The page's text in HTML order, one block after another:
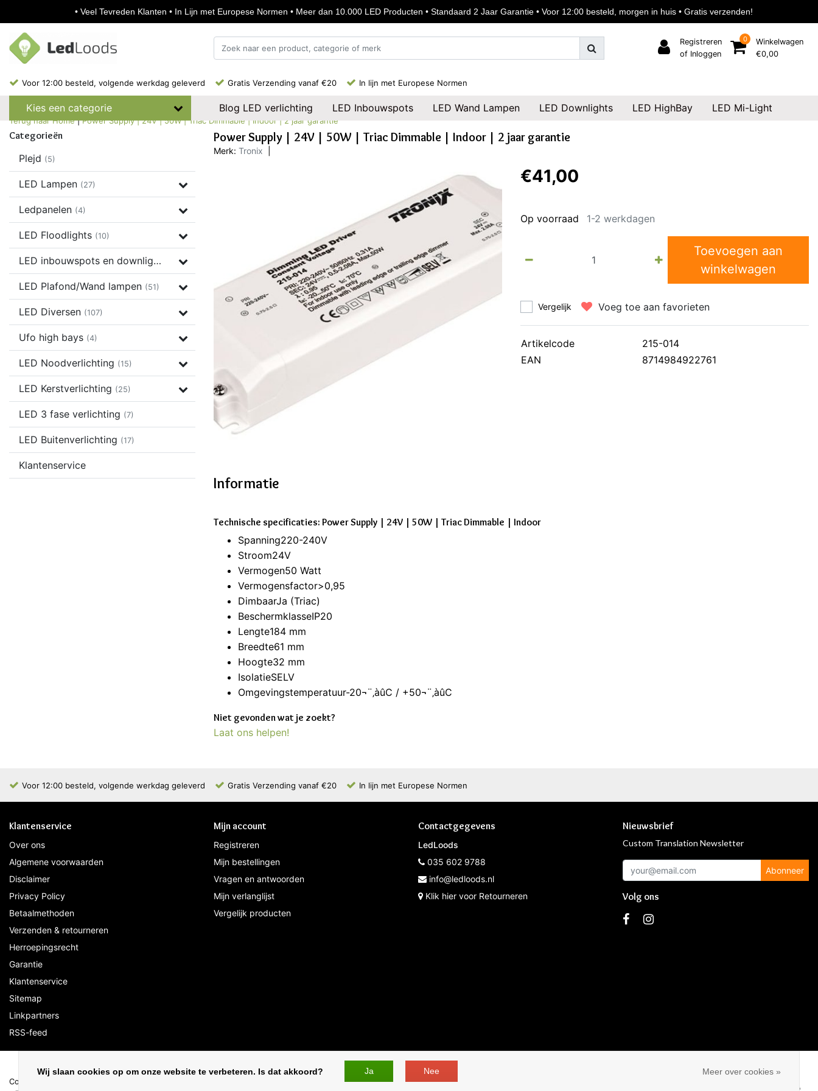
Registreren
of Inloggen
0
Winkelwagen
€0,00
Voor 12:00 besteld, volgende werkdag geleverd Gratis Verzending vanaf €20 In lijn met Europese Normen
Kies een categorie Blog LED verlichting LED Inbouwspots LED Wand Lampen LED Downlights LED HighBay LED Mi-Light
Terug naar Home|Power Supply | 24V | 50W | Triac Dimmable | Indoor | 2 jaar garantie
Categorieën
Plejd (5)
LED Lampen (27)
Ledpanelen (4)
LED Floodlights (10)
LED inbouwspots en downlights (37)
LED Plafond/Wand lampen (51)
LED Diversen (107)
Ufo high bays (4)
LED Noodverlichting (15)
LED Kerstverlichting (25)
LED 3 fase verlichting (7)
LED Buitenverlichting (17)
Klantenservice
Power Supply | 24V | 50W | Triac Dimmable | Indoor | 2 jaar garantie
Merk: Tronix
€41,00
Op voorraad 1-2 werkdagen
Toevoegen aan
winkelwagen
Vergelijk Voeg toe aan favorieten
Artikelcode
215-014
EAN
8714984922761
Informatie
Technische specificaties: Power Supply | 24V | 50W | Triac Dimmable | Indoor
Spanning220-240V
Stroom24V
Vermogen50 Watt
Vermogensfactor>0,95
DimbaarJa (Triac)
BeschermklasseIP20
Lengte184 mm
Breedte61 mm
Hoogte32 mm
IsolatieSELV
Omgevingstemperatuur-20¬¨‚àûC / +50¬¨‚àûC
Niet gevonden wat je zoekt?
Laat ons helpen!
Voor 12:00 besteld, volgende werkdag geleverd Gratis Verzending vanaf €20 In lijn met Europese Normen
Klantenservice
Over ons
Algemene voorwaarden
Disclaimer
Privacy Policy
Betaalmethoden
Verzenden & retourneren
Herroepingsrecht
Garantie
Klantenservice
Sitemap
Linkpartners
RSS-feed
Mijn account
Registreren
Mijn bestellingen
Vragen en antwoorden
Mijn verlanglijst
Vergelijk producten
Contactgegevens
LedLoods
035 602 9788
info@ledloods.nl
Klik hier voor Retourneren
Nieuwsbrief
Custom Translation Newsletter
Abonneer
Volg ons
* Op werkdagen voor 12:00 besteld de volgende dag in huis
Copyright © 2026 - Ledloods.nl | De webshop voor LED Verlichting & LED Lampen | - All rights reserved
Wij slaan cookies op om onze website te verbeteren. Is dat akkoord? Ja Nee Meer over cookies »
• Veel Tevreden Klanten • In Lijn met Europese Normen • Meer dan 10.000 LED Producten • Standaard 2 Jaar Garantie • Voor 12:00 besteld, morgen in huis • Gratis verzenden!